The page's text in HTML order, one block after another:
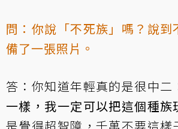
問：你說「不死族」嗎？說到
備了一張照片。
答：你知道年輕真的是很中二
一樣，我一定可以把這個種族